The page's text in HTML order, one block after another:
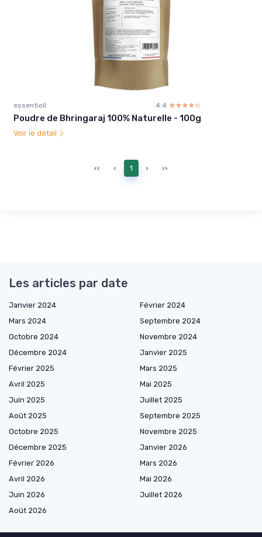
essentioil 4.4 ☆☆☆☆☆
★★★★★
Poudre de Bhringaraj 100% Naturelle - 100g
Voir le détail
‹‹ ‹ 1 › ››
Les articles par date
Janvier 2024
Février 2024
Mars 2024
Septembre 2024
Octobre 2024
Novembre 2024
Décembre 2024
Janvier 2025
Février 2025
Mars 2025
Avril 2025
Mai 2025
Juin 2025
Juillet 2025
Août 2025
Septembre 2025
Octobre 2025
Novembre 2025
Décembre 2025
Janvier 2026
Février 2026
Mars 2026
Avril 2026
Mai 2026
Juin 2026
Juillet 2026
Août 2026